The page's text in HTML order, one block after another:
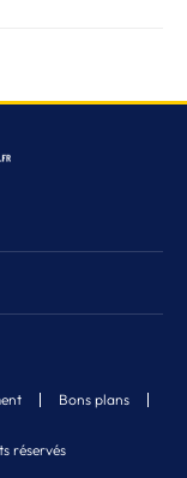
réservés
Bons plans